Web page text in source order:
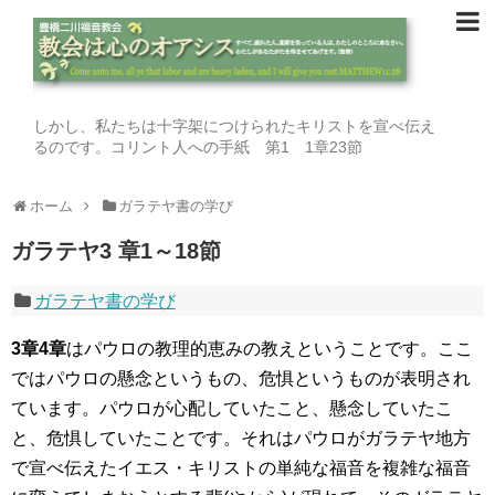
しかし、私たちは十字架につけられたキリストを宣べ伝え
るのです。コリント人への手紙 第1 1章23節
ホーム ガラテヤ書の学び
ガラテヤ3 章1～18節
ガラテヤ書の学び
3章4章はパウロの教理的恵みの教えということです。ここ
ではパウロの懸念というもの、危惧というものが表明され
ています。パウロが心配していたこと、懸念していたこ
と、危惧していたことです。それはパウロがガラテヤ地方
で宣べ伝えたイエス・キリストの単純な福音を複雑な福音